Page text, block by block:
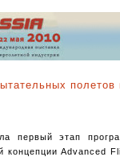
первый этап
концепции Advanced